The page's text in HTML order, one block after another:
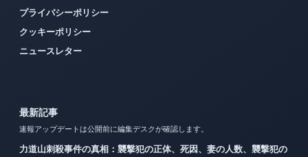
プライバシーポリシー
クッキーポリシー
ニュースレター
最新記事
速報アップデートは公開前に編集デスクが確認します。
力道山刺殺事件の真相：襲撃犯の正体、死因、妻の人数、襲撃犯の